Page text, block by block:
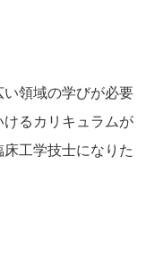
領域の学びが必要
るカリキュラムが
工学技士になりた